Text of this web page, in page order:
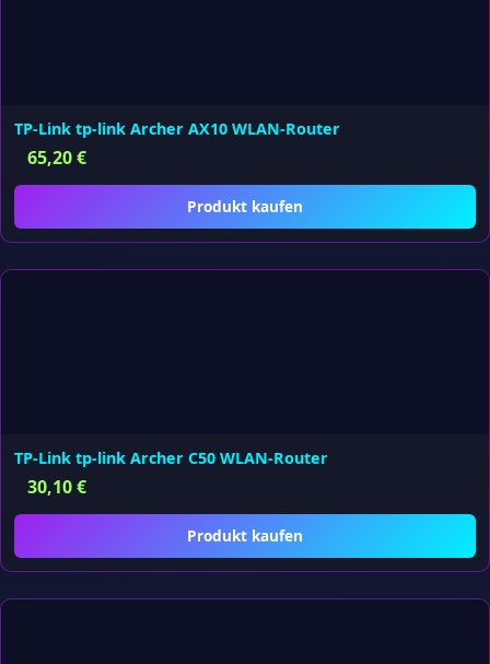
TP-Link tp-link Archer AX10 WLAN-Router
65,20€
Produkt kaufen
TP-Link tp-link Archer C50 WLAN-Router
30,10€
Produkt kaufen